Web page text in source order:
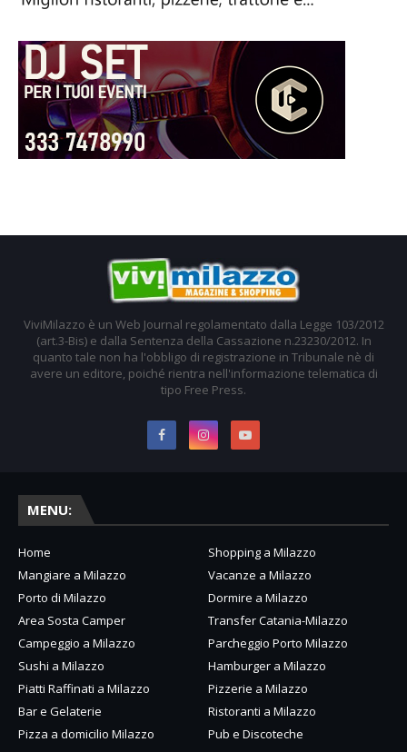
ViviMilazzo è un Web Journal regolamentato dalla Legge 103/2012
(art.3-Bis) e dalla Sentenza della Cassazione n.23230/2012. In
quanto tale non ha l'obbligo di registrazione in Tribunale nè di
avere un editore, poiché rientra nell'informazione telematica di
tipo Free Press.
MENU:
Home
Shopping a Milazzo
Mangiare a Milazzo
Vacanze a Milazzo
Porto di Milazzo
Dormire a Milazzo
Area Sosta Camper
Transfer Catania-Milazzo
Campeggio a Milazzo
Parcheggio Porto Milazzo
Sushi a Milazzo
Hamburger a Milazzo
Piatti Raffinati a Milazzo
Pizzerie a Milazzo
Bar e Gelaterie
Ristoranti a Milazzo
Pizza a domicilio Milazzo
Pub e Discoteche